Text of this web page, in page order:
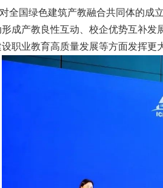
全国绿色建筑产教融合共同体的成
成产教良性互动、校企优势互补
职业教育高质量发展等方面发挥更